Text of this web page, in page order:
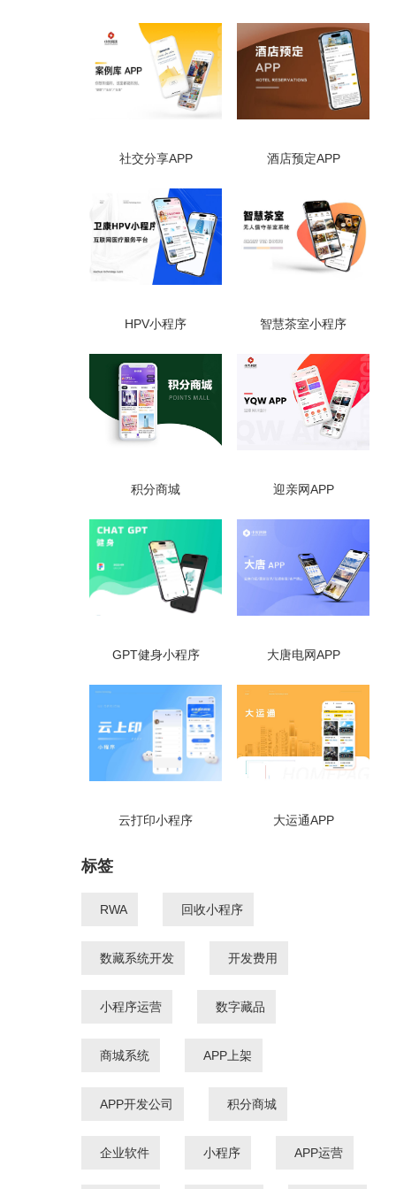
社交分享APP 酒店预定APP
HPV小程序 智慧茶室小程序
积分商城 迎亲网APP
GPT健身小程序 大唐电网APP
云打印小程序 大运通APP
标签
RWA 回收小程序
数藏系统开发 开发费用
小程序运营 数字藏品
商城系统 APP上架
APP开发公司 积分商城
企业软件 小程序 APP运营